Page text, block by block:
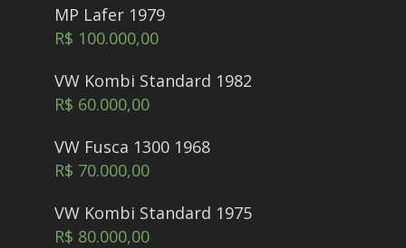
MP Lafer 1979
R$ 100.000,00
VW Kombi Standard 1982
R$ 60.000,00
VW Fusca 1300 1968
R$ 70.000,00
VW Kombi Standard 1975
R$ 80.000,00